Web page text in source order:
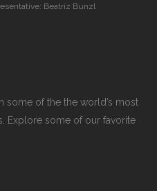
Beatriz Bunzl
some of the the world’s most
Explore some of our favorite